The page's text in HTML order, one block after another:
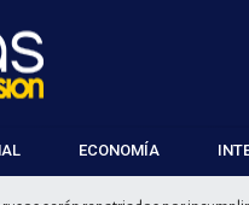
ECONOMÍA